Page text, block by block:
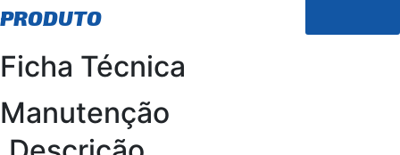
PRODUTO
Ficha Técnica
Manutenção